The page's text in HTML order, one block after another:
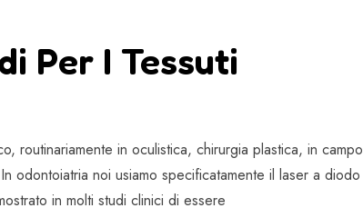
Per I Tessuti
routinariamente in oculistica, chirurgia plastica, in campo
odontoiatria noi usiamo specificatamente il laser a diodo
in molti studi clinici di essere